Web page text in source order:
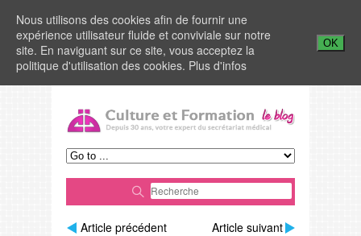
Article précédent Article suivant
Nous utilisons des cookies afin de fournir une
expérience utilisateur fluide et conviviale sur notre
site. En naviguant sur ce site, vous acceptez la
politique d'utilisation des cookies. Plus d'infos
OK